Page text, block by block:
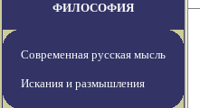
ФИЛОСОФИЯ
Современная русская мысль
Искания и размышления